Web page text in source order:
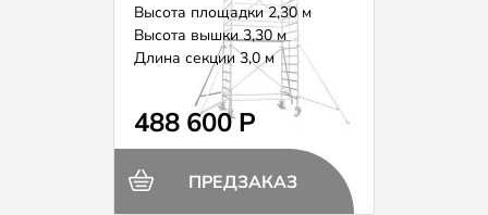
Высота площадки 2,30 м
Высота вышки 3,30 м
Длина секции 3,0 м
Вес 150,0 кг
488 600 Р
ПРЕДЗАКАЗ